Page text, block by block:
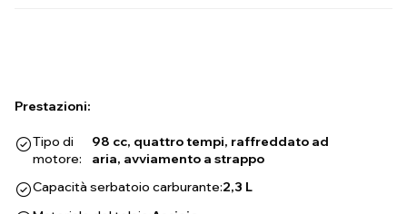
Prestazioni:
Tipo di
motore:
98 cc, quattro tempi, raffreddato ad
aria, avviamento a strappo
Capacità serbatoio carburante:2,3 L